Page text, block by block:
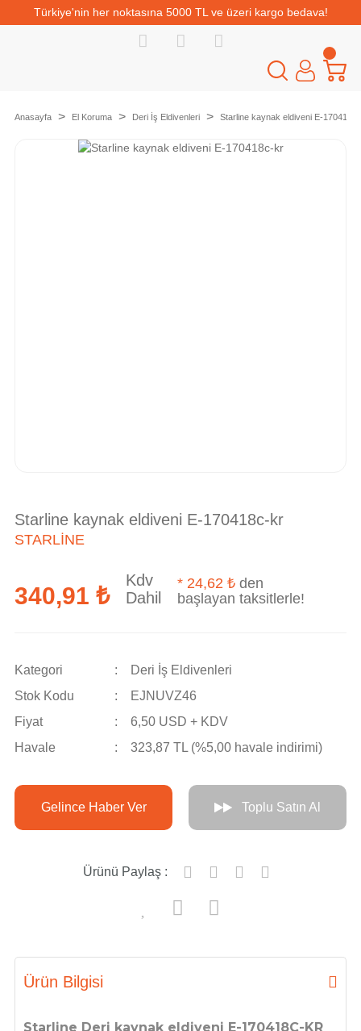
Türkiye'nin her noktasına 5000 TL ve üzeri kargo bedava!
Anasayfa El Koruma Deri İş Eldivenleri Starline kaynak eldiveni E-
Starline kaynak eldiveni E-170418c-kr
STARLINE
340,91 ₺
Kdv
Dahil
* 24,62 ₺ den
başlayan taksitlerle!
Kategori
Deri İş Eldivenleri
Stok Kodu
EJNUVZ46
Fiyat
6,50 USD + KDV
Havale
323,87 TL (%5,00 havale indirimi)
Gelince Haber Ver Toplu Satın Al
Ürünü Paylaş :
Ürün Bilgisi
Starline Deri kaynak eldiveni E-170418C-KR